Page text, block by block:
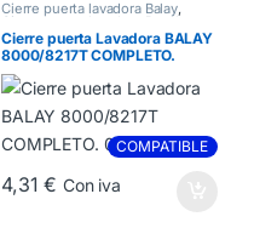
Cierre puerta lavadora Balay,
Cierre puerta lavadora Bosch
Cierres Lavadora
Cierre puerta Lavadora BALAY
8000/8217T COMPLETO.
069637
COMPATIBLE
4,31€ Con iva